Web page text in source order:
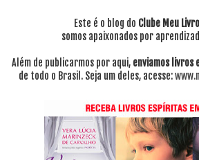
Este é o blog do Clube Meu
somos apaixonados por
Além de publicarmos por aqui, enviamos livros
de todo o Brasil. Seja um deles, acesse: